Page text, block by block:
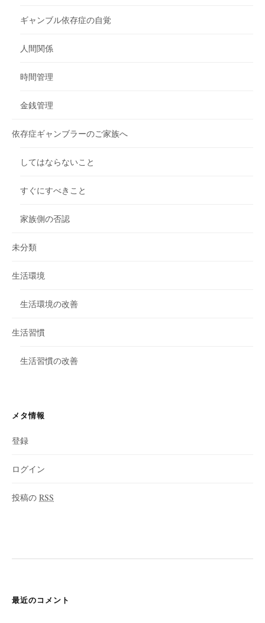
ギャンブル依存症の自覚
人間関係
時間管理
金銭管理
依存症ギャンブラーのご家族へ
してはならないこと
すぐにすべきこと
家族側の否認
未分類
生活環境
生活環境の改善
生活習慣
生活習慣の改善
メタ情報
登録
ログイン
投稿の RSS
最近のコメント